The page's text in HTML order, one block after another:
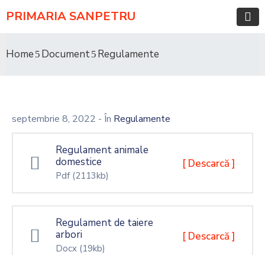
PRIMARIA SANPETRU
Home Document Regulamente
septembrie 8, 2022 - În Regulamente
Regulament animale
domestice
Pdf (2113kb)
[ Descarcă ]
Regulament de taiere
arbori
Docx (19kb)
[ Descarcă ]